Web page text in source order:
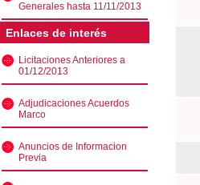
Generales hasta 11/11/2013
Enlaces de interés
Licitaciones Anteriores a
01/12/2013
Adjudicaciones Acuerdos
Marco
Anuncios de Informacion
Previa